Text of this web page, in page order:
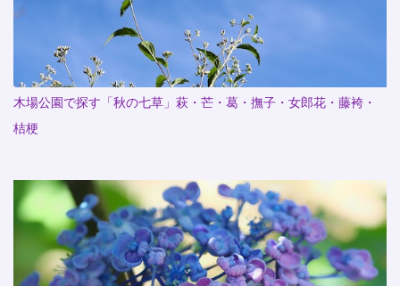
木場公園で探す「秋の七草」萩・芒・葛・撫子・女郎花・藤袴・
桔梗